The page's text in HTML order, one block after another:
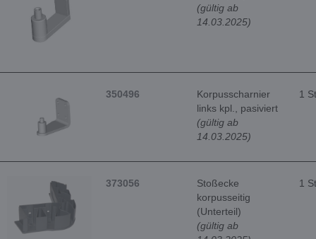
(gültig ab
14.03.2025)
350496
Korpusscharnier
links kpl., pasiviert
(gültig ab
14.03.2025)
1
373056
Stoßecke
korpusseitig
(Unterteil)
(gültig ab
1